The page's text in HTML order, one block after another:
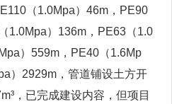
（1.0Mpa）46m，PE90
1.0Mpa）136m，PE63（1.0
）559m，PE40（1.6Mp
）2929m，管道铺设土方开
，已完成建设内容，但项目